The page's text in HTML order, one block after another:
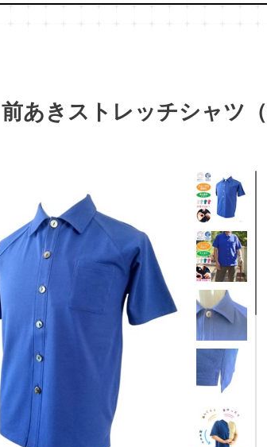
あきストレッチシャツ